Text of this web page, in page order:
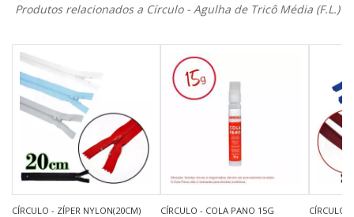
Produtos relacionados a Círculo - Agulha de Tricô Média (F.L.)
CÍRCULO - ZÍPER NYLON(20CM) CÍRCULO - COLA PANO 15G
CÍRCULO